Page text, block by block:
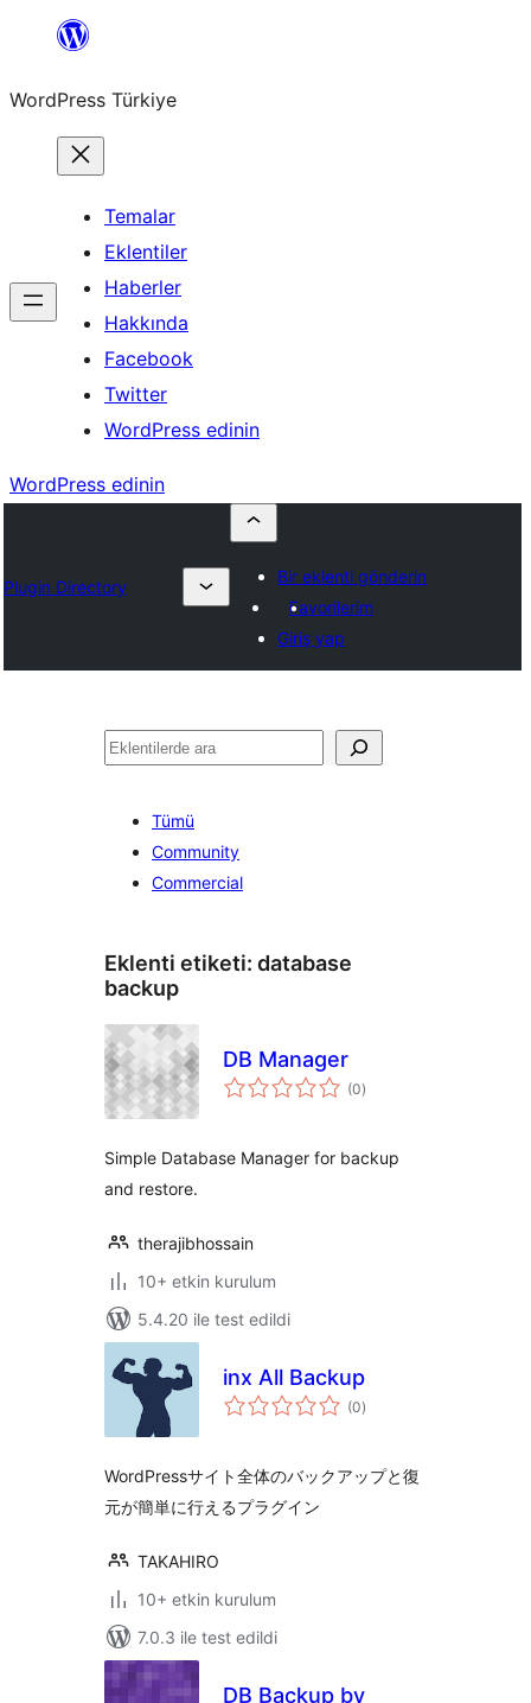
İçeriğe
WordPress Türkiye
Temalar
Eklentiler
Haberler
Hakkında
Facebook
Twitter
WordPress edinin
WordPress edinin
Plugin Directory
Bir eklenti gönderin
Favorilerim
Giriş yap
Ara
Tümü
Community
Commercial
Eklenti etiketi: database
backup
DB Manager
(0toplam
puan
)
Simple Database Manager for backup
and restore.
therajibhossain
10+ etkin kurulum
5.4.20 ile test edildi
inx All Backup
(0toplam
puan
)
WordPressサイト全体のバックアップと復
元が簡単に行えるプラグイン
TAKAHIRO
10+ etkin kurulum
7.0.3 ile test edildi
DB Backup by